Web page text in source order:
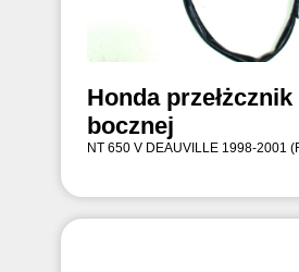
Honda
bocznej
NT 650 V DEAUVILLE 1998-2001